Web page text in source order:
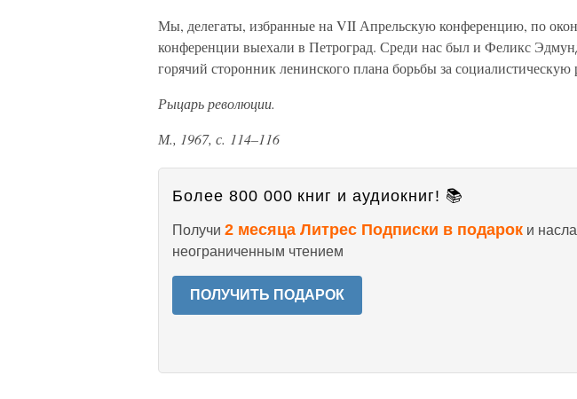
Мы, делегаты, избранные на VII Апрельскую конференцию, по
конференции выехали в Петроград. Среди нас был и Феликс
горячий сторонник ленинского плана борьбы за
Рыцарь революции.
М., 1967, с. 114–116
Более 800 000 книг и аудиокниг! 📚
Получи 2 месяца Литрес Подписки в подарок и
неограниченным чтением
ПОЛУЧИТЬ ПОДАРОК